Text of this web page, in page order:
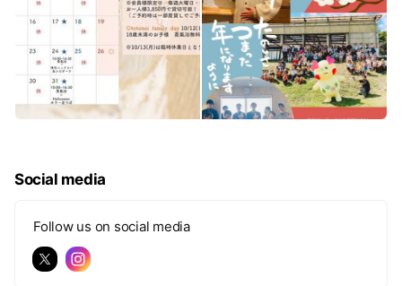
Social media
Follow us on social media